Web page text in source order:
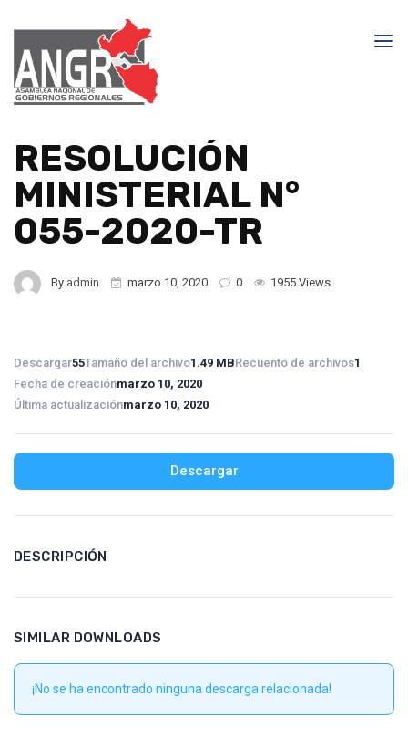
RESOLUCIÓN
MINISTERIAL N°
055-2020-TR
By admin marzo 10, 2020 0 1955 Views
Descargar55Tamaño del archivo1.49 MBRecuento de archivos1
Fecha de creaciónmarzo 10, 2020
Última actualizaciónmarzo 10, 2020
Descargar
DESCRIPCIÓN
SIMILAR DOWNLOADS
¡No se ha encontrado ninguna descarga relacionada!